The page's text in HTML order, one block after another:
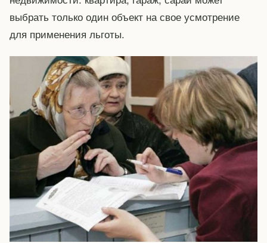
выбрать только один объект на свое усмотрение
для применения льготы.